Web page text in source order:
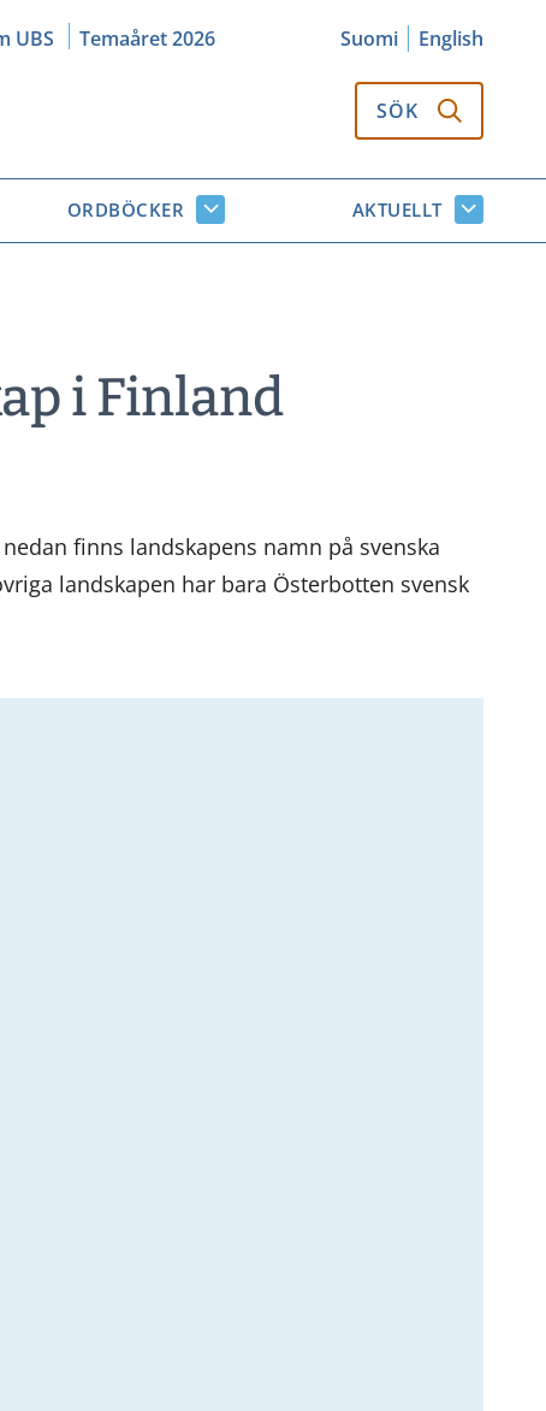
UBS Temaåret 2026 Suomi
English
SÖK
ORDBÖCKER
Ordböcker
undersidor
AKTUELLT
Aktuellt
i Finland
finns landskapens namn på svenska
landskapen har bara Österbotten svensk